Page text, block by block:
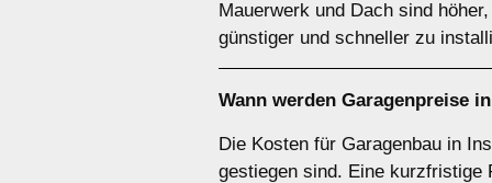
Mauerwerk und Dach sind
günstiger und schneller zu
Wann werden Garagenpreise
Die Kosten für Garagenbau in
gestiegen sind. Eine kurzfristige